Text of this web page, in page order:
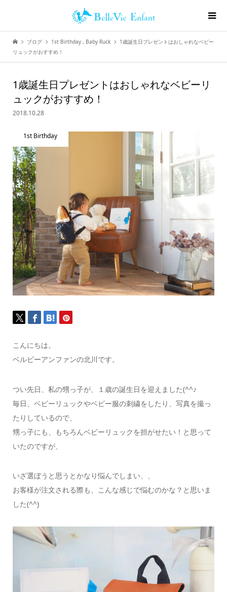
ブログ 1st Birthday , Baby Ruck
1歳誕生日プレゼントはおしゃれなベビー
リュックがおすすめ！
1歳誕生日プレゼントはおしゃれなベビーリ
ュックがおすすめ！
2018.10.28
1st Birthday
こんにちは。
ベルビーアンファンの北川です。
つい先日、私の甥っ子が、１歳の誕生日を迎えました(^^♪
毎日、ベビーリュックやベビー服の刺繍をしたり、写真を撮っ
たりしているので、
甥っ子にも、もちろんベビーリュックを担がせたい！と思って
いたのですが、
いざ選ぼうと思うとかなり悩んでしまい、、
お客様が注文される際も、こんな感じで悩むのかな？と思いま
した(^^)